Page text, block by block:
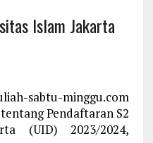
Islam Jakarta
sabtu-minggu.com
Pendaftaran S2
(UID) 2023/2024,